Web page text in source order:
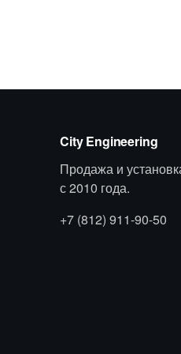
City Engineering
Продажа и
с 2010 года.
+7 (812) 911-90-50